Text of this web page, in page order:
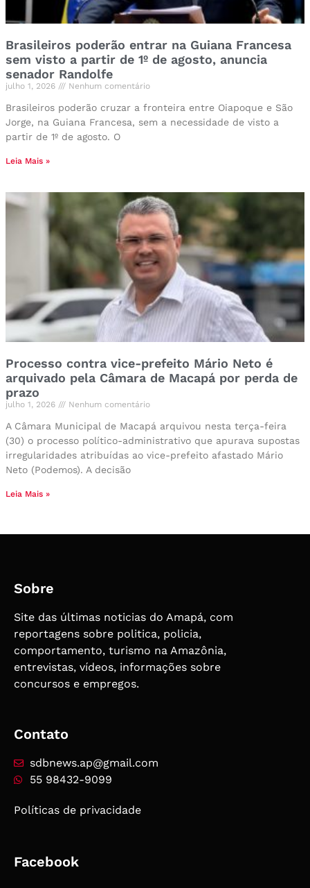
Brasileiros poderão entrar na Guiana Francesa
sem visto a partir de 1º de agosto, anuncia
senador Randolfe
julho 1, 2026 Nenhum comentário
Brasileiros poderão cruzar a fronteira entre Oiapoque e São
Jorge, na Guiana Francesa, sem a necessidade de visto a
partir de 1º de agosto. O
Leia Mais »
Processo contra vice-prefeito Mário Neto é
arquivado pela Câmara de Macapá por perda de
prazo
julho 1, 2026 Nenhum comentário
A Câmara Municipal de Macapá arquivou nesta terça-feira
(30) o processo político-administrativo que apurava supostas
irregularidades atribuídas ao vice-prefeito afastado Mário
Neto (Podemos). A decisão
Leia Mais »
Sobre
Site das últimas noticias do Amapá, com
reportagens sobre politica, policia,
comportamento, turismo na Amazônia,
entrevistas, vídeos, informações sobre
concursos e empregos.
Contato
sdbnews.ap@gmail.com
55 98432-9099
Políticas de privacidade
Facebook